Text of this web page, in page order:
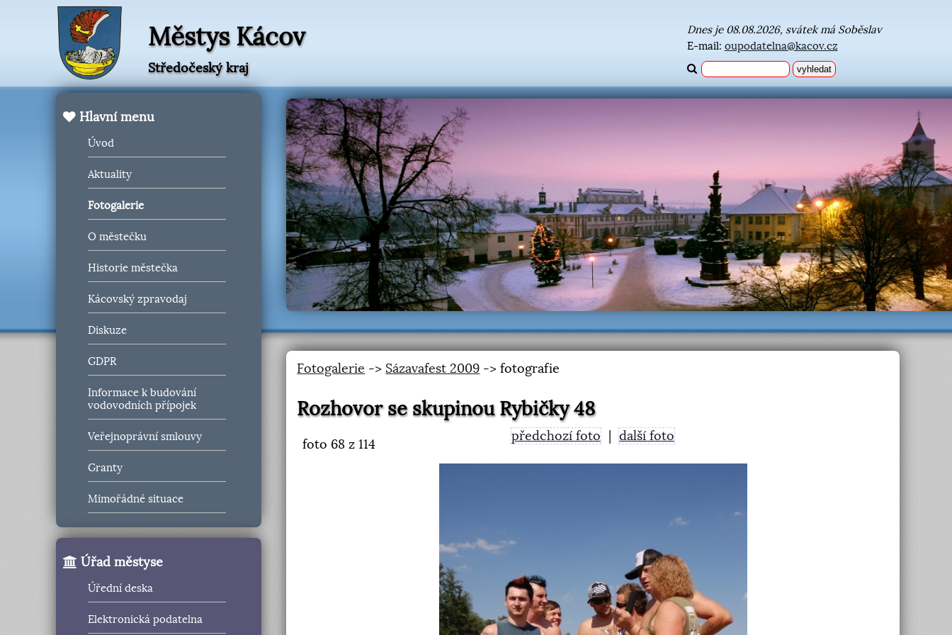
Městys Kácov
Středočeský kraj
Dnes je 08.08.2026, svátek má Soběslav
E-mail: oupodatelna@kacov.cz
Hlavní menu
Úvod
Aktuality
Fotogalerie
O městečku
Historie městečka
Kácovský zpravodaj
Diskuze
GDPR
Informace k budování
vodovodních přípojek
Veřejnoprávní smlouvy
Granty
Mimořádné situace
Úřad městyse
Úřední deska
Elektronická podatelna
Fotogalerie -> Sázavafest 2009 -> fotografie
Rozhovor se skupinou Rybičky 48
foto 68 z 114
předchozí foto další foto